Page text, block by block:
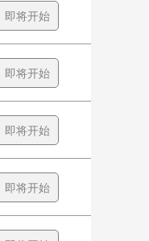
即将开始
即将开始
即将开始
即将开始